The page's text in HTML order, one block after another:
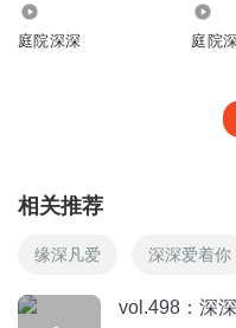
庭院深深 庭院
相关推荐
缘深凡爱 深深爱着你
vol.498：深